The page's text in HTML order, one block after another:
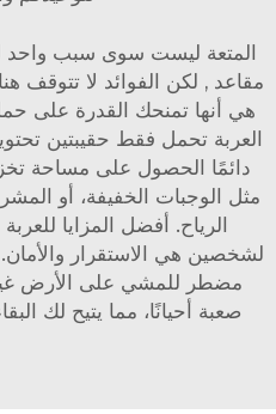
المتعة ليست سوى سبب واحد
مقاعد, لكن الفوائد لا تتوقف
هي أنها تمنحك القدرة على
العربة تحمل فقط حقيبتين
دائمًا الحصول على مساحة
مثل الوجبات الخفيفة، أو
الرياح. أفضل المزايا
لشخصين هي الاستقرار
مضطر للمشي على الأرض
صعبة أحيانًا، مما يتيح لك